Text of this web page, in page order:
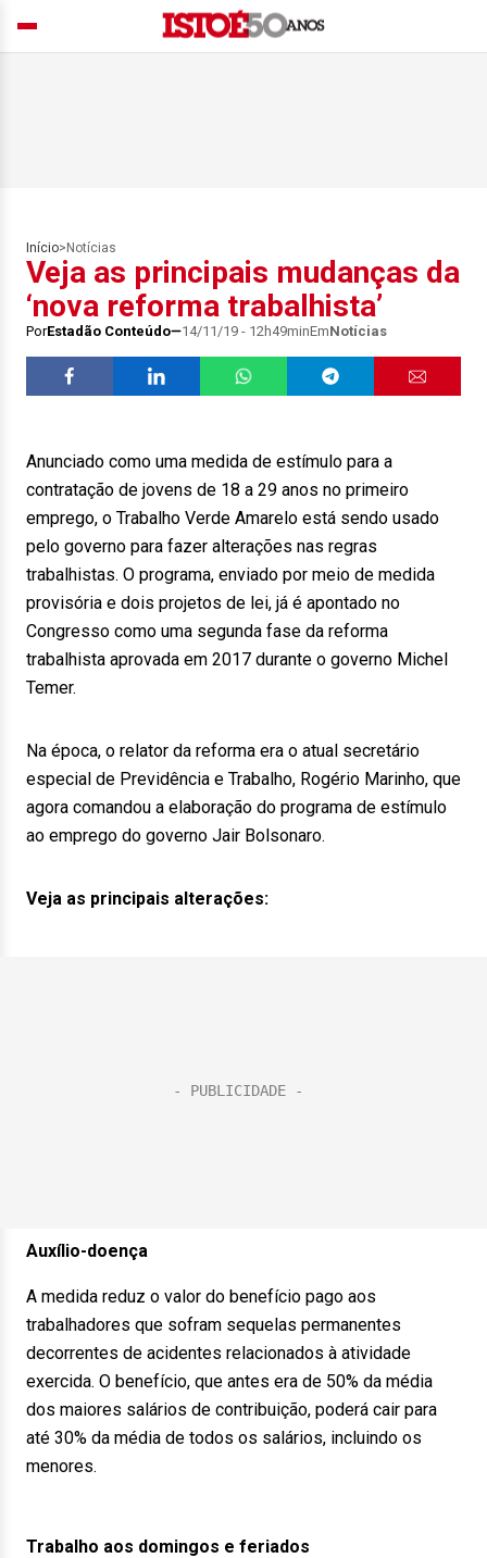
Início> Notícias
Veja as principais mudanças da
‘nova reforma trabalhista’
PorEstadão Conteúdo 14/11/19 - 12h49minEmNotícias
Anunciado como uma medida de estímulo para a
contratação de jovens de 18 a 29 anos no primeiro
emprego, o Trabalho Verde Amarelo está sendo usado
pelo governo para fazer alterações nas regras
trabalhistas. O programa, enviado por meio de medida
provisória e dois projetos de lei, já é apontado no
Congresso como uma segunda fase da reforma
trabalhista aprovada em 2017 durante o governo Michel
Temer.
Na época, o relator da reforma era o atual secretário
especial de Previdência e Trabalho, Rogério Marinho, que
agora comandou a elaboração do programa de estímulo
ao emprego do governo Jair Bolsonaro.
Veja as principais alterações:
Auxílio-doença
A medida reduz o valor do benefício pago aos
trabalhadores que sofram sequelas permanentes
decorrentes de acidentes relacionados à atividade
exercida. O benefício, que antes era de 50% da média
dos maiores salários de contribuição, poderá cair para
até 30% da média de todos os salários, incluindo os
menores.
Trabalho aos domingos e feriados